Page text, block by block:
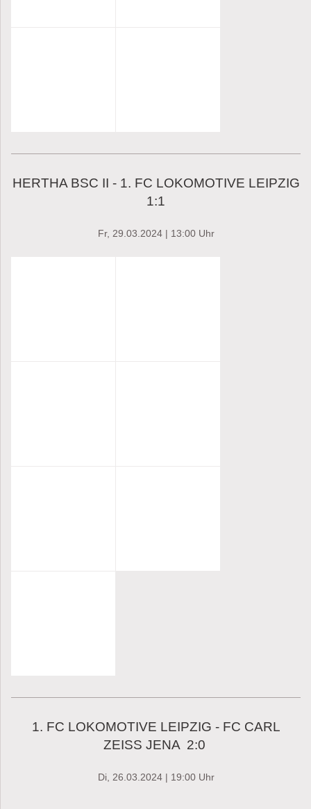
HERTHA BSC II - 1. FC LOKOMOTIVE LEIPZIG
1:1
Fr, 29.03.2024 | 13:00 Uhr
1. FC LOKOMOTIVE LEIPZIG - FC CARL
ZEISS JENA 2:0
Di, 26.03.2024 | 19:00 Uhr